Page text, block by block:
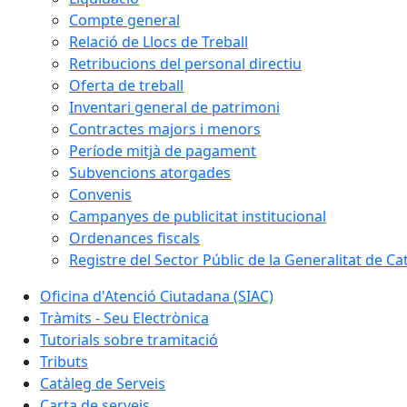
Compte general
Relació de Llocs de Treball
Retribucions del personal directiu
Oferta de treball
Inventari general de patrimoni
Contractes majors i menors
Període mitjà de pagament
Subvencions atorgades
Convenis
Campanyes de publicitat institucional
Ordenances fiscals
Registre del Sector Públic de la Generalitat de
Oficina d'Atenció Ciutadana (SIAC)
Tràmits - Seu Electrònica
Tutorials sobre tramitació
Tributs
Catàleg de Serveis